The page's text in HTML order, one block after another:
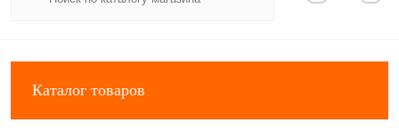
Каталог товаров